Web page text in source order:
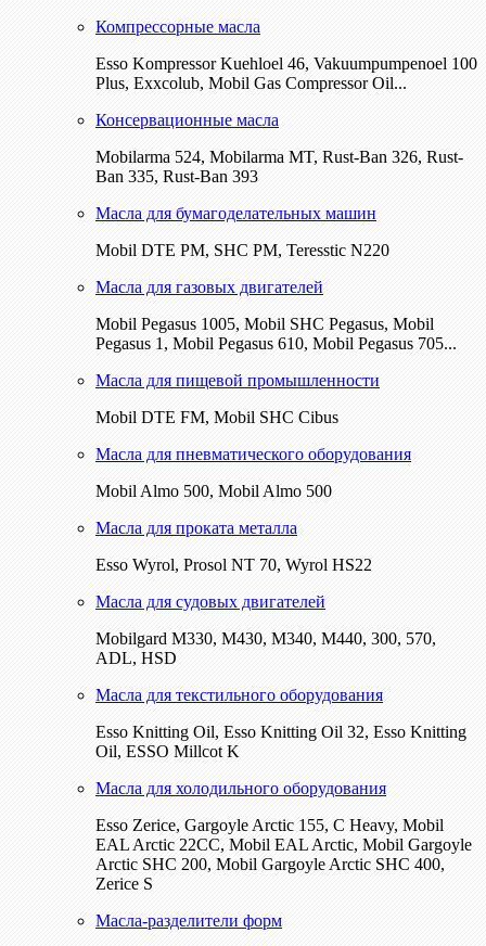
Компрессорные масла
Esso Kompressor Kuehloel 46, Vakuumpumpenoel 100
Plus, Exxcolub, Mobil Gas Compressor Oil...
Консервационные масла
Mobilarma 524, Mobilarma MT, Rust-Ban 326, Rust-
Ban 335, Rust-Ban 393
Масла для бумагоделательных машин
Mobil DTE РМ, SHC PM, Teresstic N220
Масла для газовых двигателей
Mobil Pegasus 1005, Mobil SHC Pegasus, Mobil
Pegasus 1, Mobil Pegasus 610, Mobil Pegasus 705...
Масла для пищевой промышленности
Mobil DTE FM, Mobil SHC Cibus
Масла для пневматического оборудования
Mobil Almo 500, Mobil Almo 500
Масла для проката металла
Esso Wyrol, Prosol NT 70, Wyrol HS22
Масла для судовых двигателей
Mobilgard M330, M430, M340, M440, 300, 570,
ADL, HSD
Масла для текстильного оборудования
Esso Knitting Oil, Esso Knitting Oil 32, Esso Knitting
Oil, ESSO Millcot K
Масла для холодильного оборудования
Esso Zerice, Gargoyle Arctic 155, С Heavy, Mobil
EAL Arctic 22CC, Mobil EAL Arctic, Mobil Gargoyle
Arctic SHC 200, Mobil Gargoyle Arctic SHC 400,
Zerice S
Масла-разделители форм